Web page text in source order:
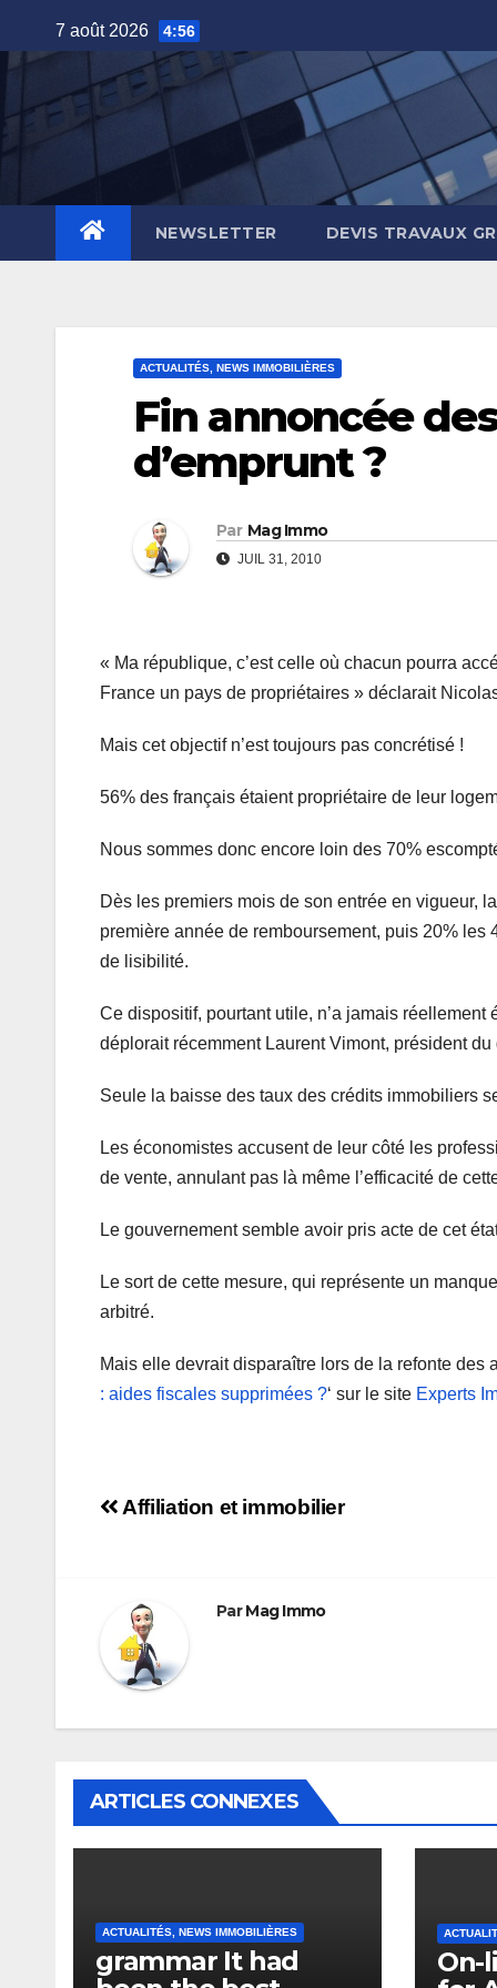
to
7 août 2026 4:56
NEWSLETTER DEVIS TRAVAUX
ACTUALITÉS, NEWS IMMOBILIÈRES
Fin annoncée
d’emprunt ?
Par Mag Immo
JUIL 31, 2010
« Ma république, c’est celle où chacun pourra
France un pays de propriétaires » déclarait
Mais cet objectif n’est toujours pas concrétisé !
56% des français étaient propriétaire de leur
Nous sommes donc encore loin des 70%
Dès les premiers mois de son entrée en vigueur,
première année de remboursement, puis 20% les
de lisibilité.
Ce dispositif, pourtant utile, n’a jamais
déplorait récemment Laurent Vimont, président du
Seule la baisse des taux des crédits immobiliers
Les économistes accusent de leur côté les
de vente, annulant pas là même l’efficacité de
Le gouvernement semble avoir pris acte de cet
Le sort de cette mesure, qui représente un
arbitré.
Mais elle devrait disparaître lors de la refonte des
: aides fiscales supprimées ?‘ sur le site Experts
Navigation
l’article
Affiliation et immobilier
ParMag Immo
ARTICLES CONNEXES
ACTUALITÉS, NEWS IMMOBILIÈRES
grammar It had
On-